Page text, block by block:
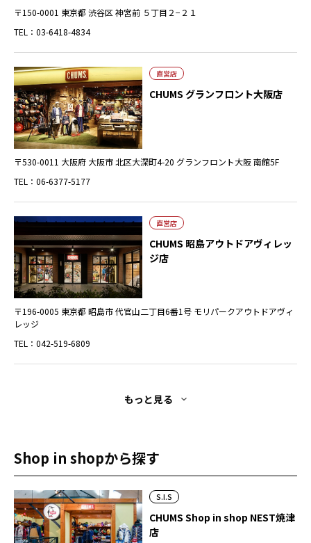
〒150-0001 東京都 渋谷区 神宮前 ５丁目２−２１
TEL：03-6418-4834
直営店
CHUMS グランフロント大阪店
〒530-0011 大阪府 大阪市 北区大深町4-20 グランフロント大阪 南館5F
TEL：06-6377-5177
直営店
CHUMS 昭島アウトドアヴィレッ
ジ店
〒196-0005 東京都 昭島市 代官山二丁目6番1号 モリパークアウトドアヴィ
レッジ
TEL：042-519-6809
もっと見る
Shop in shopから探す
S.I.S
CHUMS Shop in shop NEST焼津
店